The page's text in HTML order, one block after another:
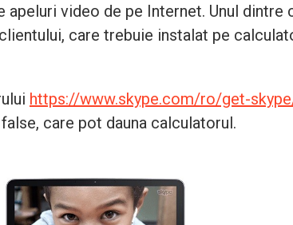
video de pe Internet. Unul
care trebuie instalat pe
https://www.skype.com/ro/get-
care pot dauna calculatorul.